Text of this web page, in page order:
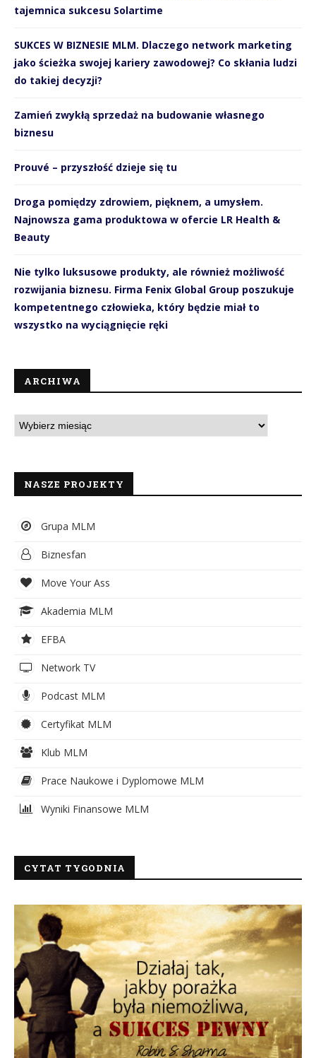
tajemnica sukcesu Solartime
SUKCES W BIZNESIE MLM. Dlaczego network marketing
jako ścieżka swojej kariery zawodowej? Co skłania ludzi
do takiej decyzji?
Zamień zwykłą sprzedaż na budowanie własnego
biznesu
Prouvé – przyszłość dzieje się tu
Droga pomiędzy zdrowiem, pięknem, a umysłem.
Najnowsza gama produktowa w ofercie LR Health &
Beauty
Nie tylko luksusowe produkty, ale również możliwość
rozwijania biznesu. Firma Fenix Global Group poszukuje
kompetentnego człowieka, który będzie miał to
wszystko na wyciągnięcie ręki
ARCHIWA
NASZE PROJEKTY
Grupa MLM
Biznesfan
Move Your Ass
Akademia MLM
EFBA
Network TV
Podcast MLM
Certyfikat MLM
Klub MLM
Prace Naukowe i Dyplomowe MLM
Wyniki Finansowe MLM
CYTAT TYGODNIA